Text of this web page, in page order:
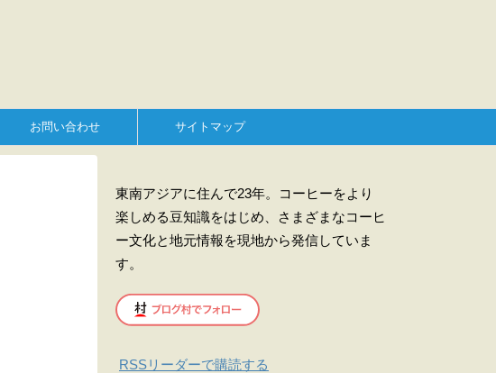
お問い合わせ サイトマップ
東南アジアに住んで23年。コーヒーをより
楽しめる豆知識をはじめ、さまざまなコーヒ
ー文化と地元情報を現地から発信していま
す。
RSSリーダーで購読する